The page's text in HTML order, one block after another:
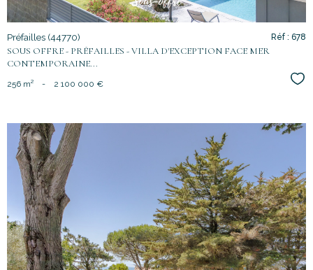
Préfailles (44770)
SOUS OFFRE - PRÉFAILLES - VILLA D'EXCEPTION FACE MER
CONTEMPORAINE...
Réf : 678
256 m² - 2 100 000 €
voir le
bien